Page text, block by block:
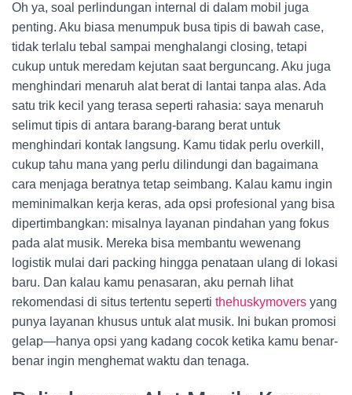
Oh ya, soal perlindungan internal di dalam mobil juga
penting. Aku biasa menumpuk busa tipis di bawah case,
tidak terlalu tebal sampai menghalangi closing, tetapi
cukup untuk meredam kejutan saat berguncang. Aku juga
menghindari menaruh alat berat di lantai tanpa alas. Ada
satu trik kecil yang terasa seperti rahasia: saya menaruh
selimut tipis di antara barang-barang berat untuk
menghindari kontak langsung. Kamu tidak perlu overkill,
cukup tahu mana yang perlu dilindungi dan bagaimana
cara menjaga beratnya tetap seimbang. Kalau kamu ingin
meminimalkan kerja keras, ada opsi profesional yang bisa
dipertimbangkan: misalnya layanan pindahan yang fokus
pada alat musik. Mereka bisa membantu wewenang
logistik mulai dari packing hingga penataan ulang di lokasi
baru. Dan kalau kamu penasaran, aku pernah lihat
rekomendasi di situs tertentu seperti thehuskymovers yang
punya layanan khusus untuk alat musik. Ini bukan promosi
gelap—hanya opsi yang kadang cocok ketika kamu benar-
benar ingin menghemat waktu dan tenaga.